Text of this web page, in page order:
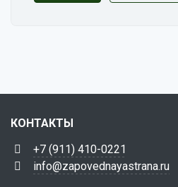
КОНТАКТЫ
+7 (911) 410-0221
info@zapovednayastrana.ru